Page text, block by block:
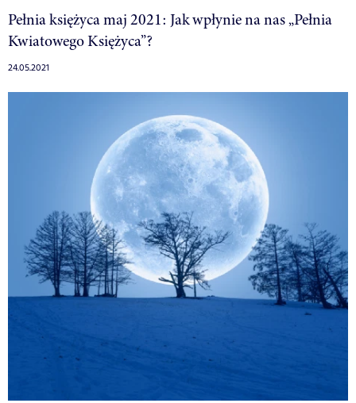
Pełnia księżyca maj 2021: Jak wpłynie na nas „Pełnia
Kwiatowego Księżyca”?
24.05.2021